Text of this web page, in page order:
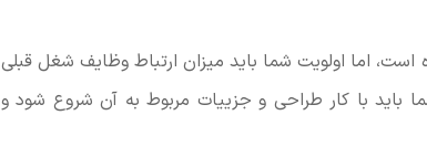
اما اولویت شما باید میزان ارتباط وظایف شغل قبلی
با کار طراحی و جزییات مربوط به آن شروع شود و